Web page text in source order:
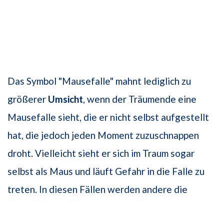
Das Symbol "Mausefalle" mahnt lediglich zu
größerer Umsicht, wenn der Träumende eine
Mausefalle sieht, die er nicht selbst aufgestellt
hat, die jedoch jeden Moment zuzuschnappen
droht. Vielleicht sieht er sich im Traum sogar
selbst als Maus und läuft Gefahr in die Falle zu
treten. In diesen Fällen werden andere die